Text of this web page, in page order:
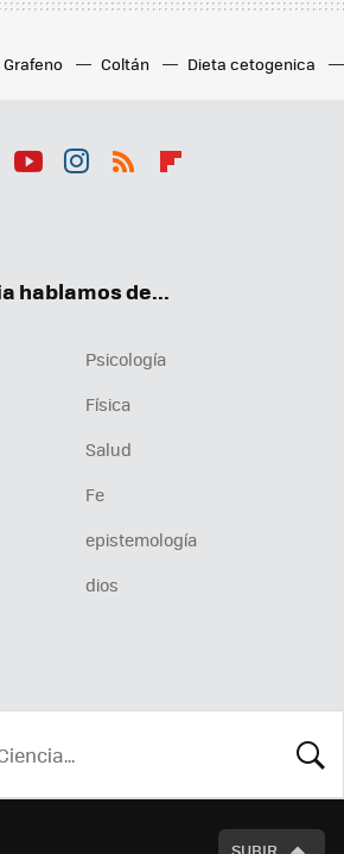
Grafeno Coltán Dieta cetogenica
hablamos de...
Psicología
Física
Salud
Fe
epistemología
dios